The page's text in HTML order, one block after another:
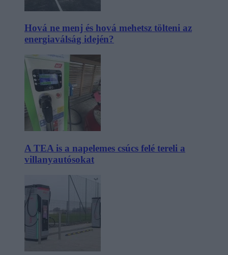
Hová ne menj és hová mehetsz tölteni az
energiaválság idején?
A TEA is a napelemes csúcs felé tereli a
villanyautósokat